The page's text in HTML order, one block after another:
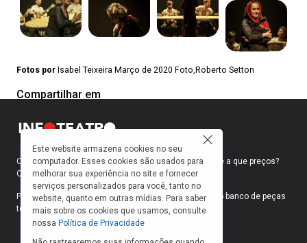
Fotos por Isabel Teixeira Março de 2020 Foto,Roberto Setton
Compartilhar em
Como faço para ir ao teatro? Onde compro ingressos e a que preços?
Quais peças estão em cartaz?
Para responder a essas e outras perguntas, criamos o banco de peças
teatrais do INFOTEATRO.
Este website armazena cookies no seu
computador. Esses cookies são usados para
melhorar sua experiência no site e fornecer
serviços personalizados para você, tanto no
website, quanto em outras mídias. Para saber
mais sobre os cookies que usamos, consulte
nossa Política de Privacidade